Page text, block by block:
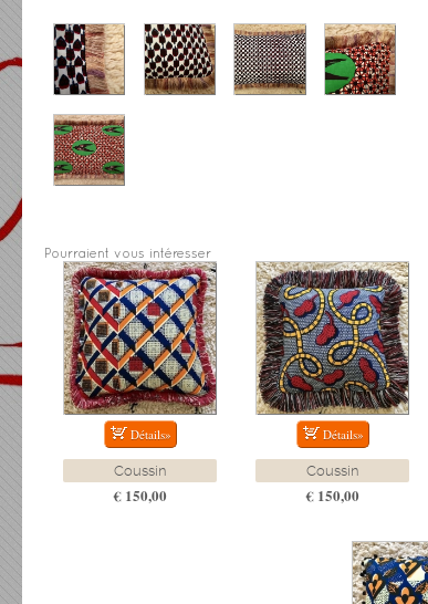
Pourraient vous intéresser
Coussin
€ 150,00
Coussin
€ 150,00